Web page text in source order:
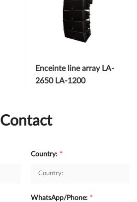
Enceinte line array LA-
2650 LA-1200
Contact
Country: *
WhatsApp/Phone: *